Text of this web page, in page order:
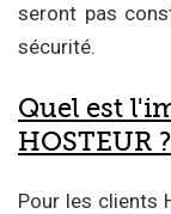
seront pas
sécurité.
Quel est
HOSTEUR ?
Pour les clients